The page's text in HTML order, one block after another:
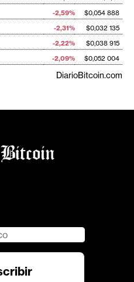
-2,59%
$0,054 888
-2,31%
$0,032 135
-2,22%
$0,038 915
-2,09% $0,052 004
DiarioBitcoin.com